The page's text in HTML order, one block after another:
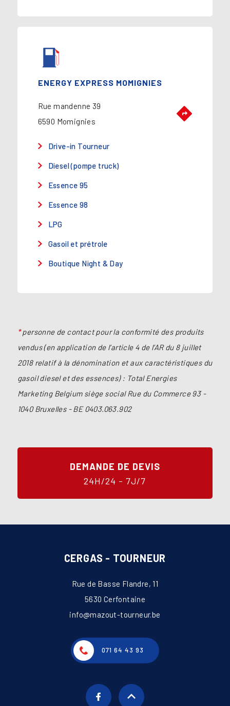
ENERGY EXPRESS MOMIGNIES
Rue mandenne 39
6590 Momignies
Drive-in Tourneur
Diesel (pompe truck)
Essence 95
Essence 98
LPG
Gasoil et prétrole
Boutique Night & Day
*personne de contact pour la conformité des produits
vendus (en application de l’article 4 de l’AR du 8 juillet
2018 relatif à la dénomination et aux caractéristiques du
gasoil diesel et des essences) : Total Energies
Marketing Belgium siège social Rue du Commerce 93 -
1040 Bruxelles - BE 0403.063.902
DEMANDE DE DEVIS
24H/24 - 7J/7
CERGAS - TOURNEUR
Rue de Basse Flandre, 11
5630 Cerfontaine
info@mazout-tourneur.be
071 64 43 93